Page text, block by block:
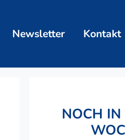
Newsletter Kontakt
NOCH IN